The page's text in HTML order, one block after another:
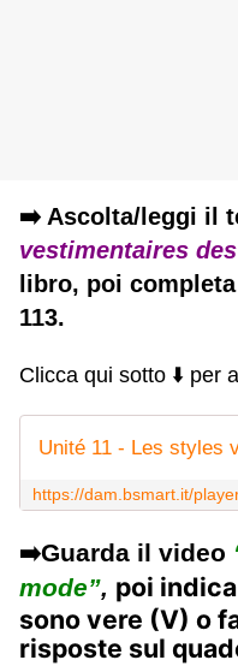
➡️ Ascolta/leggi il
vestimentaires
libro, poi
113.
Clicca qui sotto ⬇️ per
➡️Guarda il video
mode”, poi
sono vere (V) o
risposte sul